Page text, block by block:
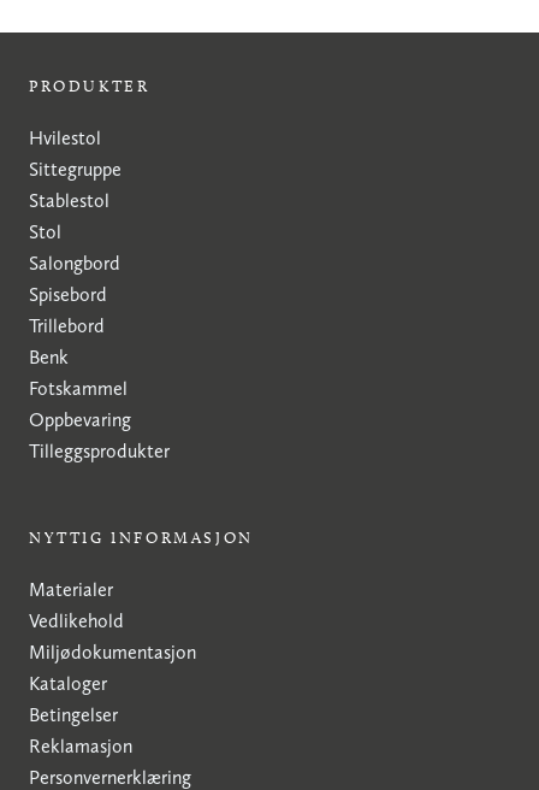
PRODUKTER
Hvilestol
Sittegruppe
Stablestol
Stol
Salongbord
Spisebord
Trillebord
Benk
Fotskammel
Oppbevaring
Tilleggsprodukter
NYTTIG INFORMASJON
Materialer
Vedlikehold
Miljødokumentasjon
Kataloger
Betingelser
Reklamasjon
Personvernerklæring